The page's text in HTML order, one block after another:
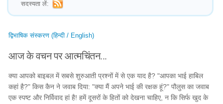
सदस्यता लें:
द्विभाषिक संस्करण (हिन्दी / English)
आज के वचन पर आत्मचिंतन...
क्या आपको बाइबल में सबसे शुरुआती प्रश्नों में से एक याद है? "आपका भाई हाबिल
कहां है?" किस कैन ने जवाब दिया: "क्या मैं अपने भाई की रक्षक हूं?" पौलुस का जवाब
एक स्पष्ट और निर्विवाद हां है! हमें दूसरों के हितों को देखना चाहिए, न कि सिर्फ खुद के